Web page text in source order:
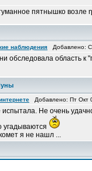
пятнышко
наблюдения Добавлено:
обследовала область
Добавлено: Пт
испытала. Не очень
угадываются
я не нашл ...